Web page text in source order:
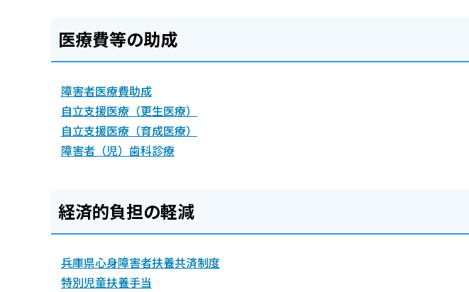
医療費等の助成
障害者医療費助成
自立支援医療（更生医療）
自立支援医療（育成医療）
障害者（児）歯科診療
経済的負担の軽減
兵庫県心身障害者扶養共済制度
特別児童扶養手当